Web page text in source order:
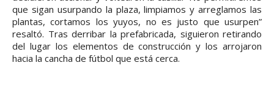
que sigan usurpando la plaza, limpiamos y arreglamos las
plantas, cortamos los yuyos, no es justo que usurpen”
resaltó. Tras derribar la prefabricada, siguieron retirando
del lugar los elementos de construcción y los arrojaron
hacia la cancha de fútbol que está cerca.